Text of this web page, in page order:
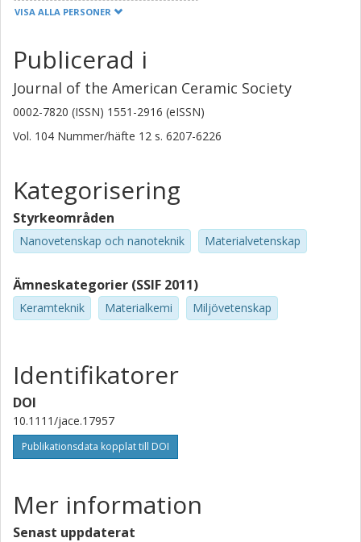
Forskning Andra publikationer
Ping Sheng Lai
Shanghai Jiao Tong University
Yanfeng Han
Shanghai Jiao Tong University
Yongquan Zhou
Chinese Academy of Sciences
Shandong University
Pengfei Yu
Wenquan Lu
Shanghai Jiao Tong University
Jianguo Li
Shanghai Jiao Tong University
VISA ALLA PERSONER
Publicerad i
Journal of the American Ceramic Society
0002-7820 (ISSN) 1551-2916 (eISSN)
Vol. 104 Nummer/häfte 12 s. 6207-6226
Kategorisering
Styrkeområden
Nanovetenskap och nanoteknik Materialvetenskap
Ämneskategorier (SSIF 2011)
Keramteknik Materialkemi Miljövetenskap
Identifikatorer
DOI
10.1111/jace.17957
Publikationsdata kopplat till DOI
Mer information
Senast uppdaterat